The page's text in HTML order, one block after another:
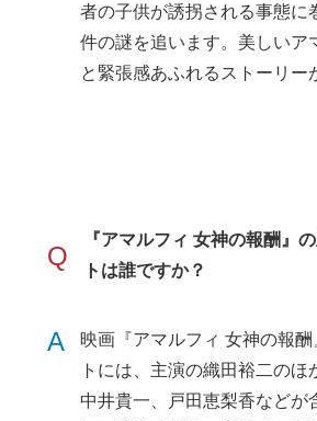
者の子供が誘拐される事態に
件の謎を追います。美しいア
と緊張感あふれるストーリー
Q
『アマルフィ 女神の報酬』
トは誰ですか？
A
映画『アマルフィ 女神の報
トには、主演の織田裕二のほ
中井貴一、戸田恵梨香などが